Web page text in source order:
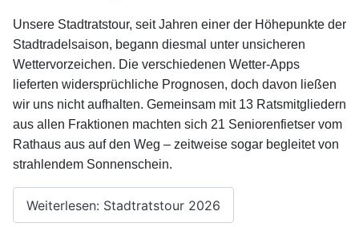
Unsere Stadtratstour, seit Jahren einer der Höhepunkte der
Stadtradelsaison, begann diesmal unter unsicheren
Wettervorzeichen. Die verschiedenen Wetter-Apps
lieferten widersprüchliche Prognosen, doch davon ließen
wir uns nicht aufhalten. Gemeinsam mit 13 Ratsmitgliedern
aus allen Fraktionen machten sich 21 Seniorenfietser vom
Rathaus aus auf den Weg – zeitweise sogar begleitet von
strahlendem Sonnenschein.
Weiterlesen: Stadtratstour 2026